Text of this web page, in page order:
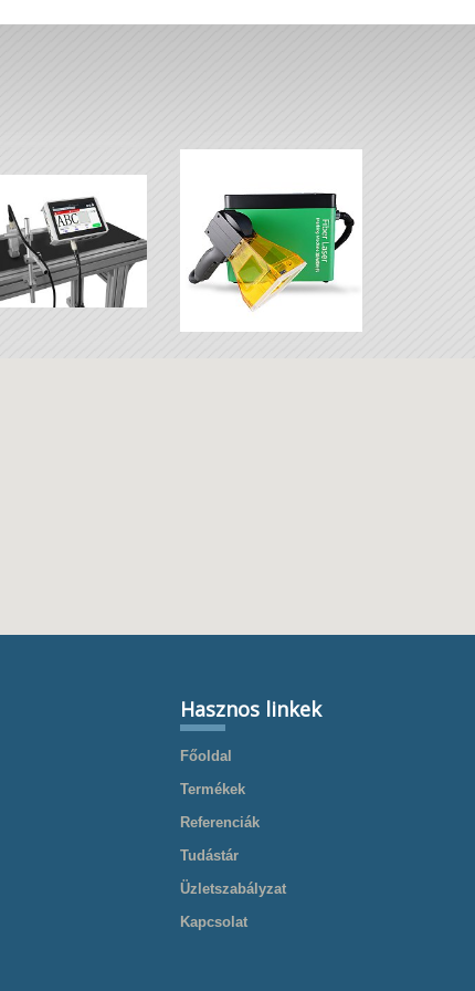
Hasznos linkek
Főoldal
Termékek
Referenciák
Tudástár
Üzletszabályzat
Kapcsolat